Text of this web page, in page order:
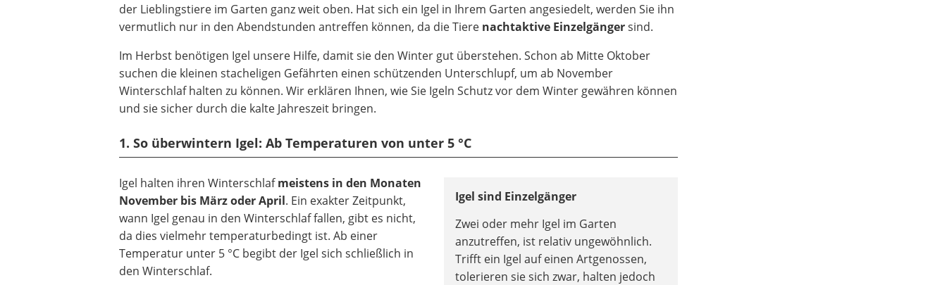
der Lieblingstiere im Garten ganz weit oben. Hat sich ein Igel in Ihrem Garten angesiedelt, werden Sie ihn
vermutlich nur in den Abendstunden antreffen können, da die Tiere nachtaktive Einzelgängersind.
Im Herbst benötigen Igel unsere Hilfe, damit sie den Winter gut überstehen. Schon ab Mitte Oktober
suchen die kleinen stacheligen Gefährten einen schützenden Unterschlupf, um ab November
Winterschlaf halten zu können. Wir erklären Ihnen, wie Sie Igeln Schutz vor dem Winter gewähren können
und sie sicher durch die kalte Jahreszeit bringen.
1. So überwintern Igel: Ab Temperaturen von unter 5 °C
Igel sind Einzelgänger
Zwei oder mehr Igel im Garten
anzutreffen, ist relativ ungewöhnlich.
Trifft ein Igel auf einen Artgenossen,
tolerieren sie sich zwar, halten jedoch
Igel halten ihren Winterschlafmeistens in den Monaten
November bis März oder April. Ein exakter Zeitpunkt,
wann Igel genau in den Winterschlaf fallen, gibt es nicht,
da dies vielmehr temperaturbedingt ist. Ab einer
Temperatur unter 5 °C begibt der Igel sich schließlich in
den Winterschlaf.